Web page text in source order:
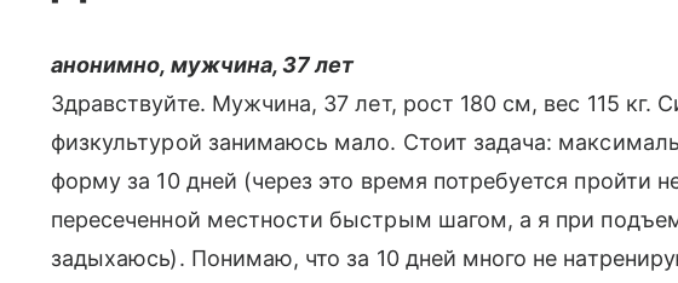
анонимно, мужчина, 37 лет
Здравствуйте. Мужчина, 37 лет, рост 180 см, вес 115 кг.
физкультурой занимаюсь мало. Стоит задача:
форму за 10 дней (через это время потребуется пройти
пересеченной местности быстрым шагом, а я при
задыхаюсь). Понимаю, что за 10 дней много не